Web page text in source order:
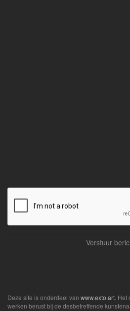
Deze site is onderdeel van www.exto.art .
werken berust bij de desbetreffende